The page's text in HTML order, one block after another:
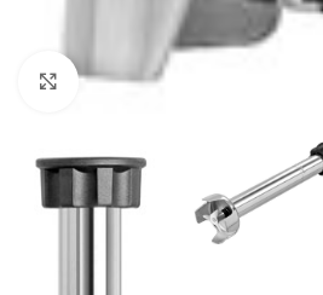
Click to enlarge